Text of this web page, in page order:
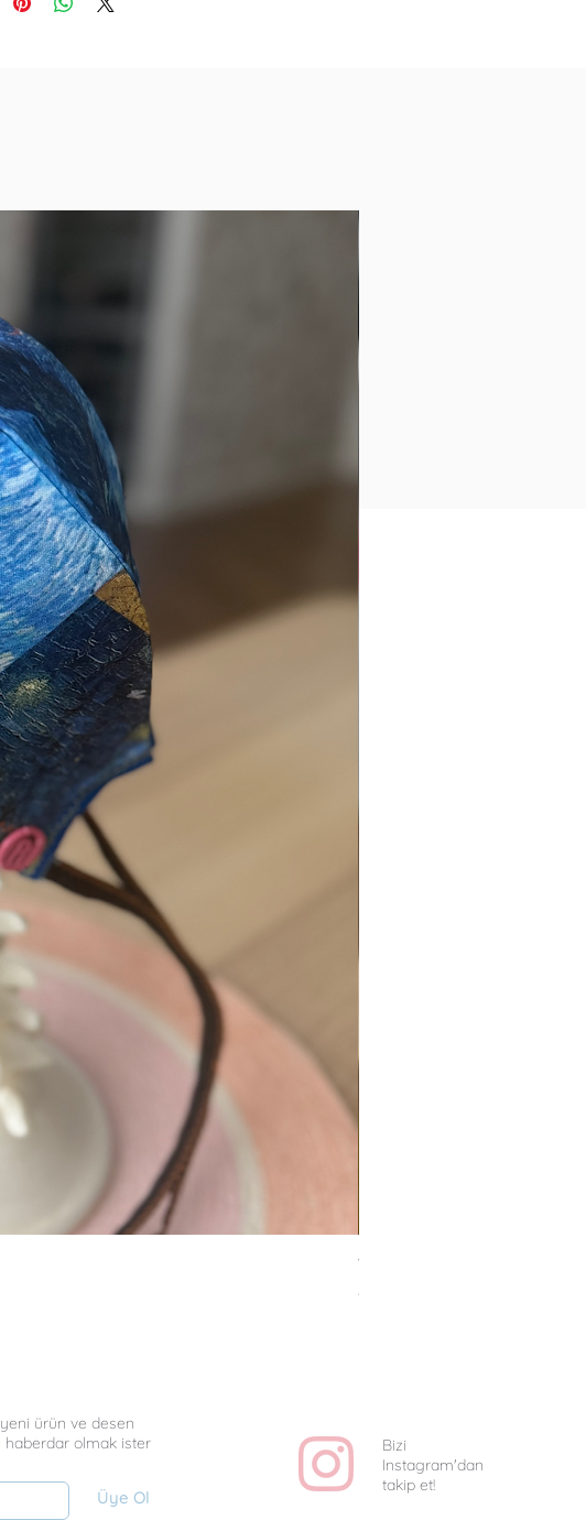
Van Gogh Collag - Uniq
Fiyat
₺1.350,00
ürün ve desen
haberdar olmak ister
Üye Ol
Bizi
Instagram'dan
takip et!